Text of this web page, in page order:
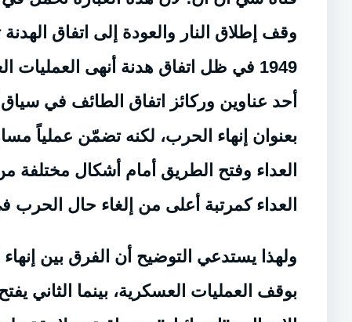
وقف إطلاق النار والعودة إلى اتفاق
1949 في ظل اتفاق هدنة أنهى
بعنوان إنهاء الحرب، لكنه تضمّن عملياً
العداء وفتح الطريق أمام أشكال مختلفة
العداء كمرتبة أعلى من إلغاء حال الحرب
ولهذا يستدعي التوضيح أن الفرق بين إنهاء
بوقف العمليات العسكرية، بينما الثاني